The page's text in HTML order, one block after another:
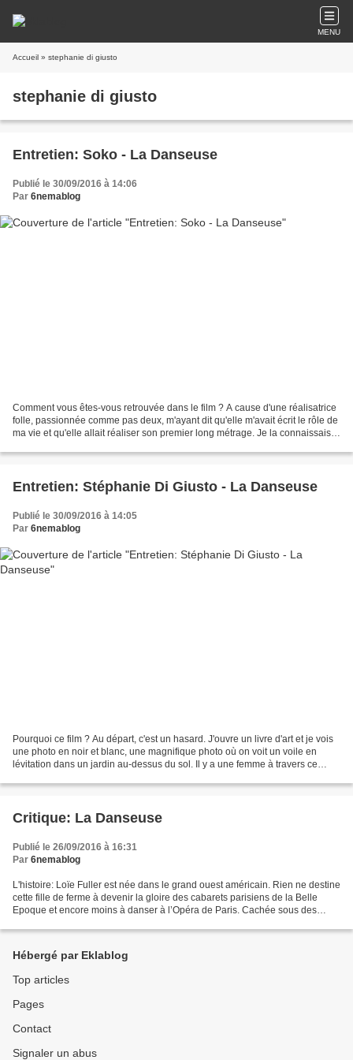
MENU
Accueil » stephanie di giusto
stephanie di giusto
Entretien: Soko - La Danseuse
Publié le 30/09/2016 à 14:06
Par 6nemablog
Comment vous êtes-vous retrouvée dans le film ? A cause d'une réalisatrice
folle, passionnée comme pas deux, m'ayant dit qu'elle m'avait écrit le rôle de
ma vie et qu'elle allait réaliser son premier long métrage. Je la connaissais
Entretien: Stéphanie Di Giusto - La Danseuse
Publié le 30/09/2016 à 14:05
Par 6nemablog
Pourquoi ce film ? Au départ, c'est un hasard. J'ouvre un livre d'art et je vois
une photo en noir et blanc, une magnifique photo où on voit un voile en
lévitation dans un jardin au-dessus du sol. Il y a une femme à travers ce
Critique: La Danseuse
Publié le 26/09/2016 à 16:31
Par 6nemablog
L'histoire: Loïe Fuller est née dans le grand ouest américain. Rien ne destine
cette fille de ferme à devenir la gloire des cabarets parisiens de la Belle
Epoque et encore moins à danser à l’Opéra de Paris. Cachée sous des
Hébergé par Eklablog
Top articles
Pages
Contact
Signaler un abus